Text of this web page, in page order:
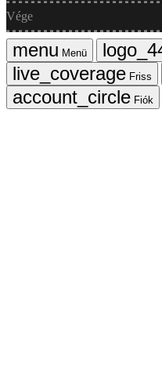
Vége
Menü
Friss
Fiók